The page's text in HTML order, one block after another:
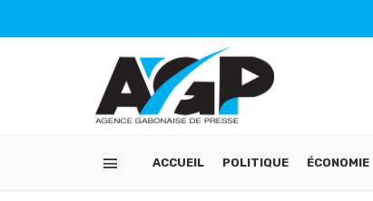
ACCUEIL POLITIQUE ÉCONOMIE